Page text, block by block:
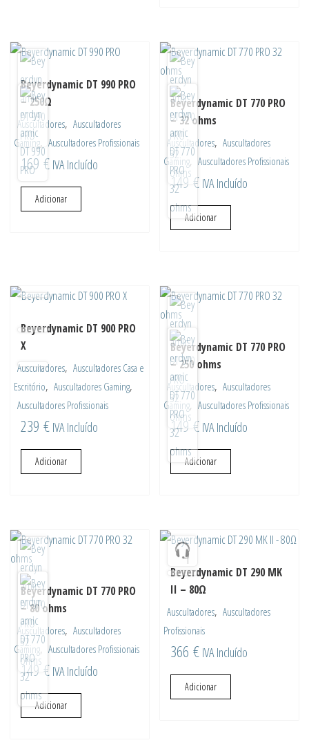
Beyerdynamic DT 990 PRO
– 250Ω
Auscultadores, Auscultadores
Gaming, Auscultadores Profissionais
169 € IVA Incluído
Adicionar
Beyerdynamic DT 770 PRO
– 32 ohms
Auscultadores, Auscultadores
Gaming, Auscultadores Profissionais
149€ IVA Incluído
Adicionar
Beyerdynamic DT 900 PRO
X
Auscultadores, Auscultadores Casa e
Escritório, Auscultadores Gaming,
Auscultadores Profissionais
239 € IVA Incluído
Adicionar
Beyerdynamic DT 770 PRO
– 250 ohms
Auscultadores, Auscultadores
Gaming, Auscultadores Profissionais
149€ IVA Incluído
Adicionar
Beyerdynamic DT 770 PRO
– 80 ohms
Auscultadores, Auscultadores
Gaming, Auscultadores Profissionais
149€ IVA Incluído
Adicionar
Beyerdynamic DT 290 MK
II – 80Ω
Auscultadores, Auscultadores
Profissionais
366€ IVA Incluído
Adicionar